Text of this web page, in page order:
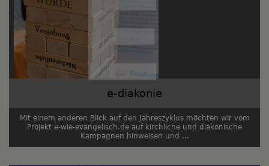
e-diakonie
Mit einem anderen Blick auf den Jahreszyklus möchten wir vom
Projekt e-wie-evangelisch.de auf kirchliche und diakonische
Kampagnen hinweisen und ...